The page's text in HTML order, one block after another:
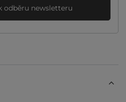
odběru newsletteru